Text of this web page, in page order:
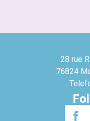
28 rue
76824